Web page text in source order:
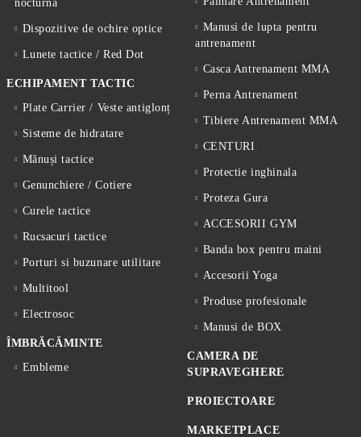
nocturnă
Dispozitive de ochire optice
Lunete tactice / Red Dot
ECHIPAMENT TACTIC
Plate Carrier / Veste antiglonț
Sisteme de hidratare
Mănuși tactice
Genunchiere / Cotiere
Curele tactice
Rucsacuri tactice
Porturi si buzunare utilitare
Multitool
Electrosoc
ÎMBRĂCĂMINTE
Embleme
Manusi de lupta pentru
antrenament
Casca Antrenament MMA
Perna Antrenament
Tibiere Antrenament MMA
CENTURI
Protectie inghinala
Proteza Gura
ACCESORII GYM
Banda box pentru maini
Accesorii Yoga
Produse profesionale
Manusi de BOX
CAMERA DE
SUPRAVEGHERE
PROIECTOARE
MARKETPLACE